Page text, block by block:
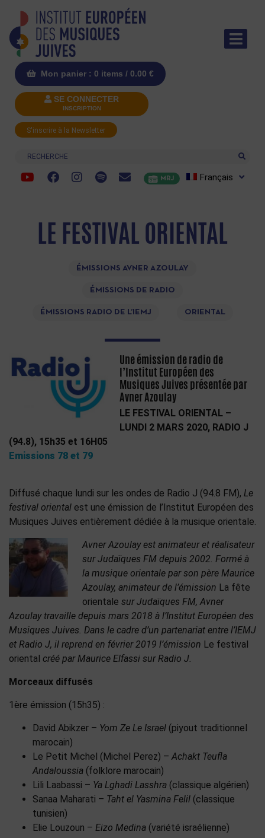
Mon panier : 0 items / 0.00 €
SE CONNECTER
INSCRIPTION
S'inscrire à la Newsletter
Recherche
MRJ Français
LE FESTIVAL ORIENTAL
ÉMISSIONS AVNER AZOULAY
ÉMISSIONS DE RADIO
ÉMISSIONS RADIO DE L’IEMJ ORIENTAL
Une émission de radio de
l’Institut Européen des
Musiques Juives présentée par
Avner Azoulay
LE FESTIVAL ORIENTAL –
LUNDI 2 MARS 2020, RADIO J
(94.8), 15h35 et 16H05
Emissions 78 et 79
Diffusé chaque lundi sur les ondes de Radio J (94.8 FM), Le
festival oriental est une émission de l’Institut Européen des
Musiques Juives entièrement dédiée à la musique orientale.
Avner Azoulay est animateur et réalisateur
sur Judaïques FM depuis 2002. Formé à
la musique orientale par son père Maurice
Azoulay, animateur de l’émission La fête
orientale sur Judaïques FM, Avner
Azoulay travaille depuis mars 2018 à l’Institut Européen des
Musiques Juives. Dans le cadre d’un partenariat entre l’IEMJ
et Radio J, il reprend en février 2019 l’émission Le festival
oriental créé par Maurice Elfassi sur Radio J.
Morceaux diffusés
1ère émission (15h35) :
David Abikzer – Yom Ze Le Israel (piyout traditionnel
marocain)
Le Petit Michel (Michel Perez) – Achakt Teufla
Andaloussia (folklore marocain)
Lili Laabassi – Ya Lghadi Lasshra (classique algérien)
Sanaa Maharati – Taht el Yasmina Felil (classique
tunisien)
Elie Louzoun – Eizo Medina (variété israélienne)